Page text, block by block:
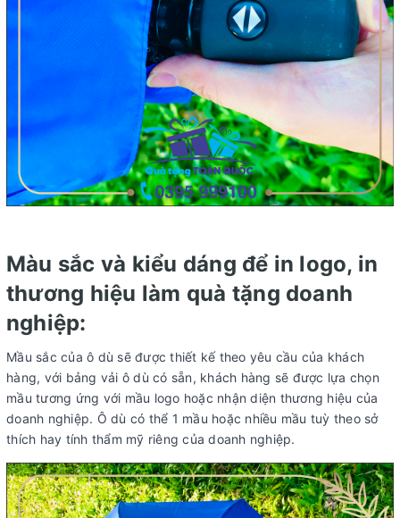
Màu sắc và kiểu dáng để in logo, in
thương hiệu làm quà tặng doanh
nghiệp:
Mầu sắc của ô dù sẽ được thiết kế theo yêu cầu của khách
hàng, với bảng vải ô dù có sẵn, khách hàng sẽ được lựa chọn
mầu tương ứng với mầu logo hoặc nhận diện thương hiệu của
doanh nghiệp. Ô dù có thể 1 mầu hoặc nhiều mầu tuỳ theo sở
thích hay tính thẩm mỹ riêng của doanh nghiệp.